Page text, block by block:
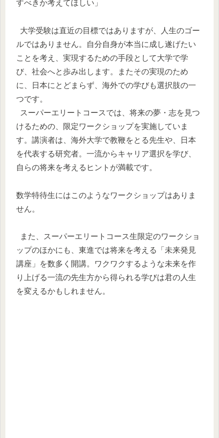
すべきか考えてほしい」
大学受験は直近の目標ではありますが、人生のゴー
ルではありません。自分自身が本当に成し遂げたい
ことを考え、実現するための手段として大学で学
び、社会へと歩み出します。またその実現のため
に、日本にとどまらず、海外での学びも選択肢の一
つです。
スーパーエリートコースでは、将来の夢・志を見つ
けるための、限定ワークショップを実施していま
す。講演者は、海外大学で教鞭をとる先生や、日本
を代表する研究者。一流からキャリア選択を学び、
自らの将来を考えるヒントが満載です。
数学特待生にはこのようなワークショップはありま
せん。
また、スーパーエリートコース生限定のワークショ
ップのほかにも、東進では将来を考える「未来発見
講座」を数多く開講。ワクワクするような未来を作
り上げる一流の先生方から得られる学びは君の人生
を変えるかもしれません。